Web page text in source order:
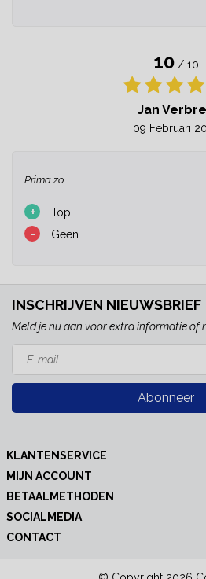
10 / 10
Jan
09 Februari
Prima zo
+ Top
- Geen
INSCHRIJVEN NIEUWSBRIEF
Meld je nu aan voor extra informatie of
Abonneer
KLANTENSERVICE
MIJN ACCOUNT
BETAALMETHODEN
SOCIALMEDIA
CONTACT